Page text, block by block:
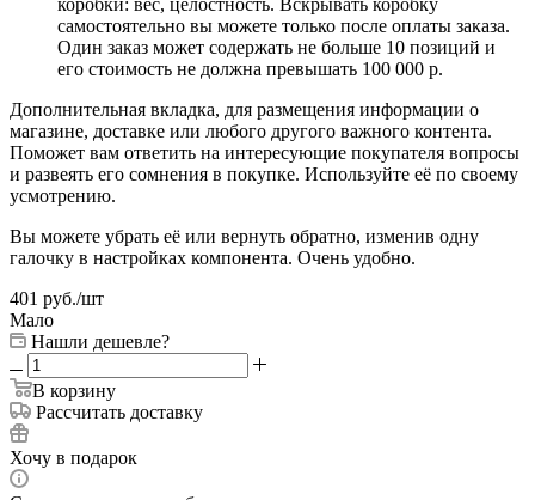
самостоятельно вы можете только после оплаты заказа.
Один заказ может содержать не больше 10 позиций и
его стоимость не должна превышать 100 000 р.
Дополнительная вкладка, для размещения информации о
магазине, доставке или любого другого важного контента.
Поможет вам ответить на интересующие покупателя вопросы
и развеять его сомнения в покупке. Используйте её по своему
усмотрению.
Вы можете убрать её или вернуть обратно, изменив одну
галочку в настройках компонента. Очень удобно.
401 руб./шт
Мало
Нашли дешевле?
В корзину
Рассчитать доставку
Хочу в подарок